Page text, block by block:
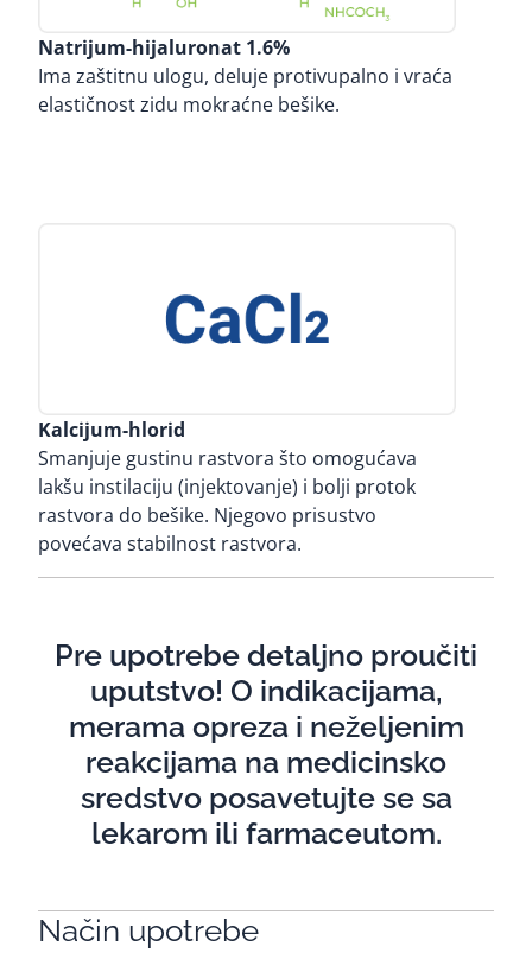
Natrijum-hijaluronat 1.6%
Ima zaštitnu ulogu, deluje protivupalno i vraća
elastičnost zidu mokraćne bešike.
Kalcijum-hlorid
Smanjuje gustinu rastvora što omogućava
lakšu instilaciju (injektovanje) i bolji protok
rastvora do bešike. Njegovo prisustvo
povećava stabilnost rastvora.
Pre upotrebe detaljno proučiti
uputstvo! O indikacijama,
merama opreza i neželjenim
reakcijama na medicinsko
sredstvo posavetujte se sa
lekarom ili farmaceutom.
Način upotrebe